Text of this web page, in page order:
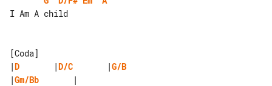
I Am A child
|D
       |
D/C
       |
G/B
|Gm/Bb